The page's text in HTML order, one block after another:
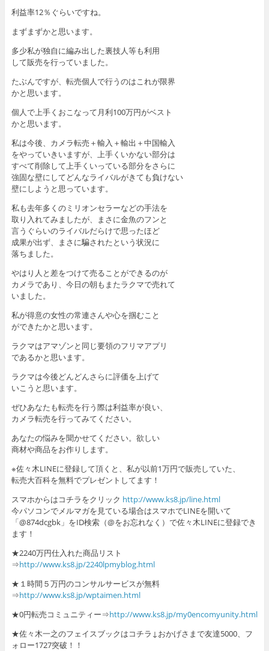
利益率12％ぐらいですね。
まずまずかと思います。
多少私が独自に編み出した裏技人等も利用
して販売を行っていました。
たぶんですが、転売個人で行うのはこれが限界
かと思います。
個人で上手くおこなって月利100万円がベスト
かと思います。
私は今後、カメラ転売＋輸入＋輸出＋中国輸入
をやっていきいますが、上手くいかない部分は
すべて削除して上手くいっている部分をさらに
強固な壁にしてどんなライバルがきても負けない
壁にしようと思っています。
私も去年多くのミリオンセラーなどの手法を
取り入れてみましたが、まさに金魚のフンと
言うぐらいのライバルだらけで思ったほど
成果が出ず、まさに騙されたという状況に
落ちました。
やはり人と差をつけて売ることができるのが
カメラであり、今日の朝もまたラクマで売れて
いました。
私が得意の女性の常連さんや心を掴むこと
ができたかと思います。
ラクマはアマゾンと同じ要領のフリマアプリ
であるかと思います。
ラクマは今後どんどんさらに評価を上げて
いこうと思います。
ぜひあなたも転売を行う際は利益率が良い、
カメラ転売を行ってみてください。
あなたの悩みを聞かせてください。欲しい
商材や商品をお作りします。
※佐々木LINEに登録して頂くと、私が以前1万円で販売していた、
転売大百科を無料でプレゼントしてます！
スマホからはコチラをクリック http://www.ks8.jp/line.html
今パソコンでメルマガを見ている場合はスマホでLINEを開いて
「@874dcgbk」をID検索（@をお忘れなく）で佐々木LINEに登録でき
ます！
★2240万円仕入れた商品リスト
⇒http://www.ks8.jp/2240lpmyblog.html
★１時間５万円のコンサルサービスが無料
⇒http://www.ks8.jp/wptaimen.html
★0円転売コミュニティー⇒http://www.ks8.jp/my0encomyunity.html
★佐々木一之のフェイスブックはコチラ↓おかげさまで友達5000、フ
ォロー1727突破！！